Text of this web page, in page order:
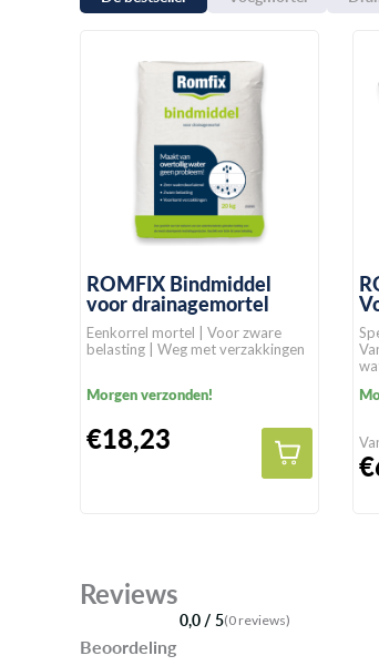
ROMFIX Bindmiddel
voor drainagemortel
Eenkorrel mortel | Voor zware
belasting | Weg met verzakkingen
Morgen verzonden!
€18,23
Reviews
0,0 / 5(0 reviews)
Beoordeling